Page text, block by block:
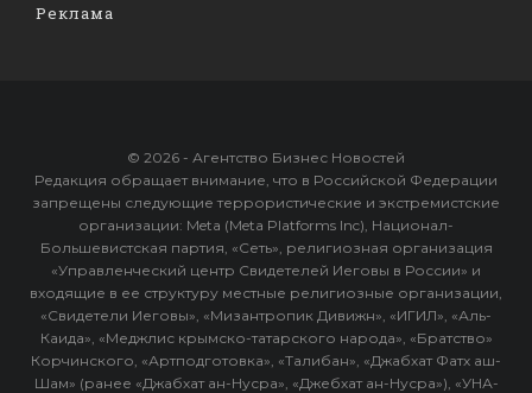
Реклама
© 2026 - Агентство Бизнес Новостей
Редакция обращает внимание, что в Российской Федерации
запрещены следующие террористические и экстремистские
организации: Meta (Meta Platforms Inc), Национал-
Большевистская партия, «Сеть», религиозная организация
«Управленческий центр Свидетелей Иеговы в России» и
входящие в ее структуру местные религиозные организации,
«Свидетели Иеговы», «Мизантропик Дивижн», «ИГИЛ», «Аль-
Каида», «Меджлис крымско-татарского народа», «Братство»
Корчинского, «Артподготовка», «Талибан», «Джабхат Фатх аш-
Шам» (ранее «Джабхат ан-Нусра», «Джебхат ан-Нусра»), «УНА-